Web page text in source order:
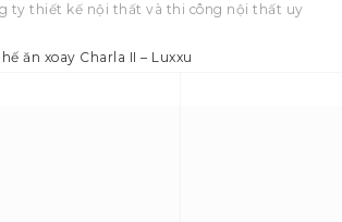
ty thiết kế nội thất và thi công nội thất uy
ăn xoay Charla II – Luxxu